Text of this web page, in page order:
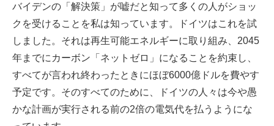
バイデンの「解決策」が嘘だと知って多くの人がショッ
クを受けることを私は知っています。ドイツはこれを試
しました。それは再生可能エネルギーに取り組み、2045
年までにカーボン「ネットゼロ」になることを約束し、
すべてが言われ終わったときにほぼ6000億ドルを費やす
予定です。そのすべてのために、ドイツの人々は今や愚
かな計画が実行される前の2倍の電気代を払うようにな